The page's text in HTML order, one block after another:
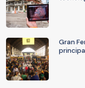
Gran